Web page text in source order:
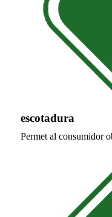
escotadura
Permet al consumidor